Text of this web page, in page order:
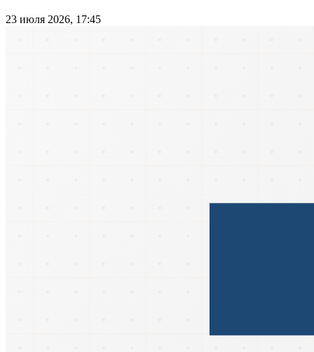
23 июля 2026, 17:45